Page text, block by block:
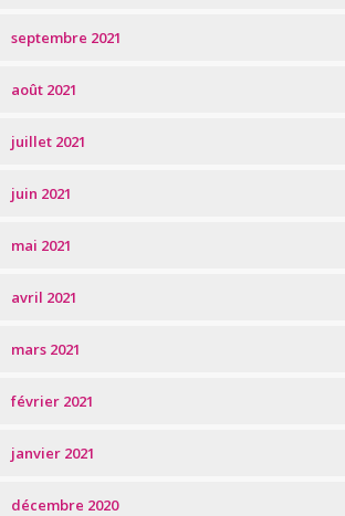
septembre 2021
août 2021
juillet 2021
juin 2021
mai 2021
avril 2021
mars 2021
février 2021
janvier 2021
décembre 2020